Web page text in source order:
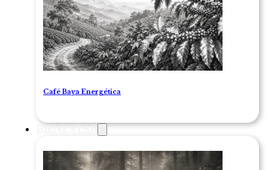
Café Baya Energética
BIENESTAR